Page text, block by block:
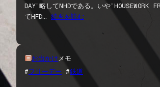
DAY”略してNHDである。いや”HOUSEWORK
てHFD… 続きを読む
お出かけ メモ
#フリーデー #鉄道